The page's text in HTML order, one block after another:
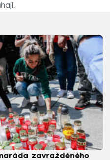
zavražděného